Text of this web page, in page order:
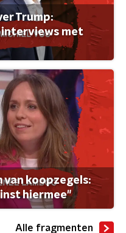
Trump:
interviews met
van koopzegels:
hiermee"
Alle fragmenten